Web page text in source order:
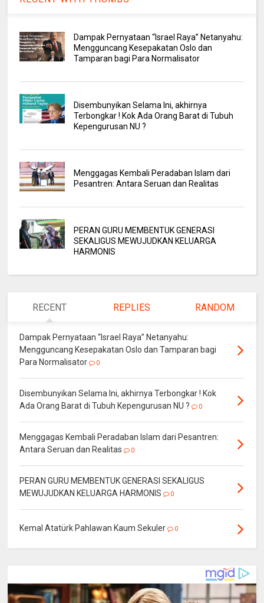
Dampak Pernyataan “Israel Raya” Netanyahu:
Mengguncang Kesepakatan Oslo dan
Tamparan bagi Para Normalisator
Disembunyikan Selama Ini, akhirnya
Terbongkar ! Kok Ada Orang Barat di Tubuh
Kepengurusan NU ?
Menggagas Kembali Peradaban Islam dari
Pesantren: Antara Seruan dan Realitas
PERAN GURU MEMBENTUK GENERASI
SEKALIGUS MEWUJUDKAN KELUARGA
HARMONIS
RECENT REPLIES RANDOM
Dampak Pernyataan “Israel Raya” Netanyahu:
Mengguncang Kesepakatan Oslo dan Tamparan bagi
Para Normalisator
0
Disembunyikan Selama Ini, akhirnya Terbongkar ! Kok
Ada Orang Barat di Tubuh Kepengurusan NU ?
0
Menggagas Kembali Peradaban Islam dari Pesantren:
Antara Seruan dan Realitas
0
PERAN GURU MEMBENTUK GENERASI SEKALIGUS
MEWUJUDKAN KELUARGA HARMONIS
0
Kemal Atatürk Pahlawan Kaum Sekuler 0